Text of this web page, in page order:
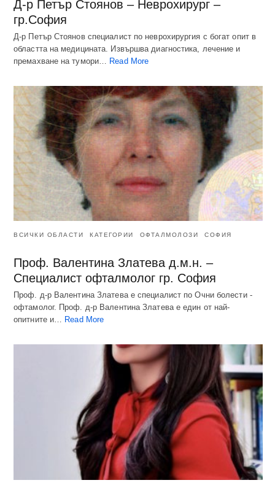
Д-р Петър Стоянов – Неврохирург –
гр.София
Д-р Петър Стоянов специалист по неврохирургия с богат опит в
областта на медицината. Извършва диагностика, лечение и
премахване на тумори…
Read More
ВСИЧКИ ОБЛАСТИ КАТЕГОРИИ ОФТАЛМОЛОЗИ СОФИЯ
Проф. Валентина Златева д.м.н. –
Специалист офталмолог гр. София
Проф. д-р Валентина Златева е специалист по Очни болести -
офтамолог. Проф. д-р Валентина Златева е един от най-
опитните и… Read More